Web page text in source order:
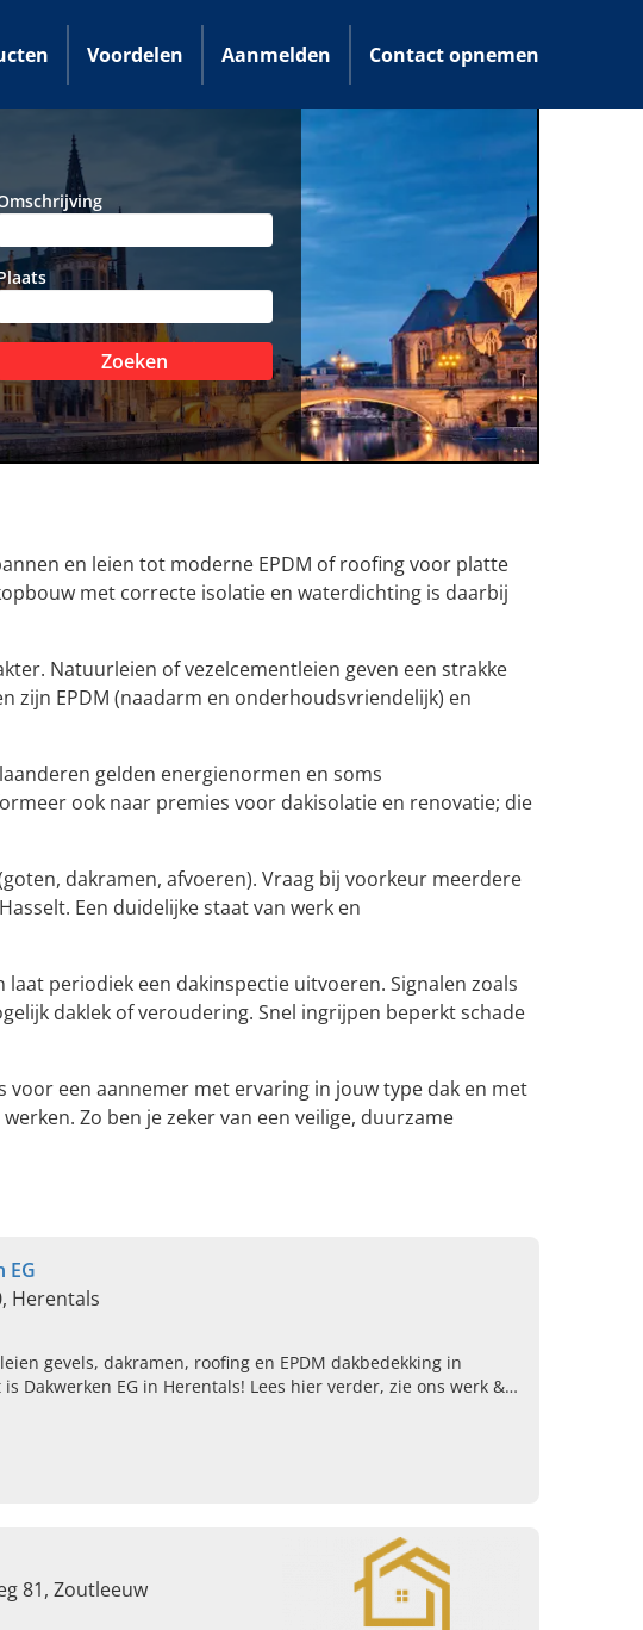
Voordelen Aanmelden Contact opnemen
Zoeken
en leien tot moderne EPDM of roofing voor platte
met correcte isolatie en waterdichting is daarbij
Natuurleien of vezelcementleien geven een strakke
zijn EPDM (naadarm en onderhoudsvriendelijk) en
gelden energienormen en soms
ook naar premies voor dakisolatie en renovatie; die
dakramen, afvoeren). Vraag bij voorkeur meerdere
Een duidelijke staat van werk en
periodiek een dakinspectie uitvoeren. Signalen zoals
daklek of veroudering. Snel ingrijpen beperkt schade
voor een aannemer met ervaring in jouw type dak en met
Zo ben je zeker van een veilige, duurzame
EG
Herentals
gevels, dakramen, roofing en EPDM dakbedekking in
Dakwerken EG in Herentals! Lees hier verder, zie ons werk &
81, Zoutleeuw